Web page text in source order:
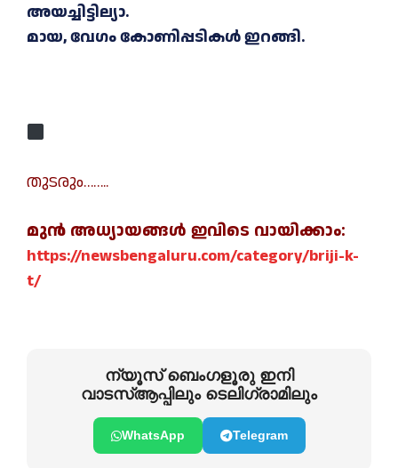
അയച്ചിട്ടില്യാ.
മായ, വേഗം കോണിപ്പടികൾ ഇറങ്ങി.
തുടരും……..
മുന്‍ അധ്യായങ്ങള്‍ ഇവിടെ വായിക്കാം:
https://newsbengaluru.com/category/briji-k-
t/
ന്യൂസ് ബെംഗളൂരു ഇനി
വാടസ്ആപ്പിലും ടെലിഗ്രാമിലും
WhatsApp Telegram